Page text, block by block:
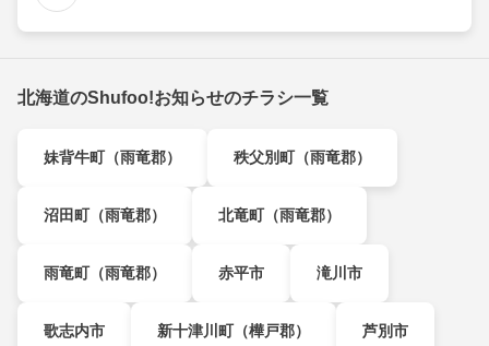
北海道のShufoo!お知らせのチラシ一覧
妹背牛町（雨竜郡） 秩父別町（雨竜郡）
沼田町（雨竜郡） 北竜町（雨竜郡）
雨竜町（雨竜郡） 赤平市 滝川市
歌志内市 新十津川町（樺戸郡） 芦別市